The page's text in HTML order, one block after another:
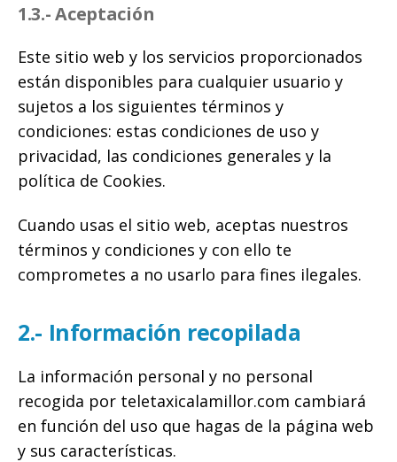
1.3.- Aceptación
Este sitio web y los servicios proporcionados
están disponibles para cualquier usuario y
sujetos a los siguientes términos y
condiciones: estas condiciones de uso y
privacidad, las condiciones generales y la
política de Cookies.
Cuando usas el sitio web, aceptas nuestros
términos y condiciones y con ello te
comprometes a no usarlo para fines ilegales.
2.- Información recopilada
La información personal y no personal
recogida por teletaxicalamillor.com cambiará
en función del uso que hagas de la página web
y sus características.